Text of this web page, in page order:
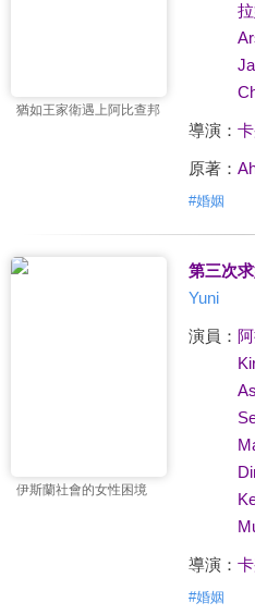
猶如王家衛遇上阿比查邦
導演：
原著：
#婚姻
伊斯蘭社會的女性困境
第三次
Yuni
演員：
導演：
#婚姻